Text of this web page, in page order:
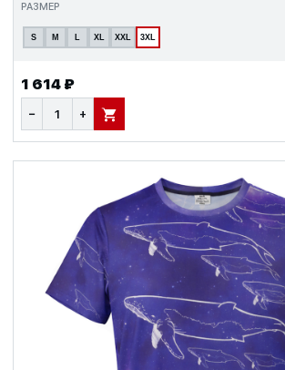
РАЗМЕР
S M L XL XXL 3XL
1 614 ₽
− + В КОРЗИНУ